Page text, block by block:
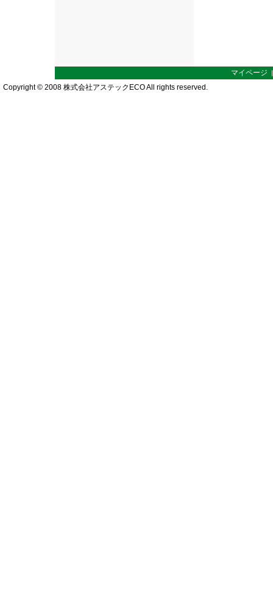
マイページ
Copyright © 2008 株式会社アステックECO All rights reserved.